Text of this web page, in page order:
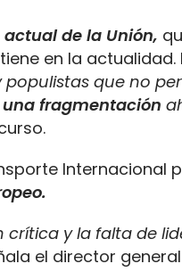
de la Unión,
en la
populistas que no
fragmentación
Internacional
y la falta de
el director